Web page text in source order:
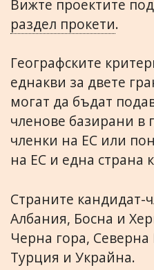
Вижте проектите
раздел прокети.
Географските
еднакви за двете
могат да бъдат
членове базирани в
членки на ЕС или
на ЕС и една страна
Страните кандидат-
Албания, Босна и
Черна гора,
Турция и Украйна.